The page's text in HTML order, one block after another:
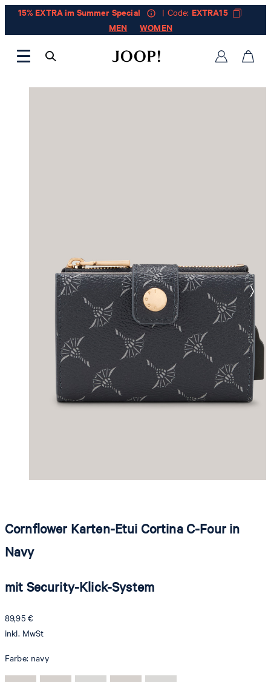
15% EXTRA im Summer Special | Code: EXTRA15
MEN
WOMEN
Cornflower Karten-Etui Cortina C-Four in
Navy
mit Security-Klick-System
89,95 €
inkl. MwSt
Farbe: navy